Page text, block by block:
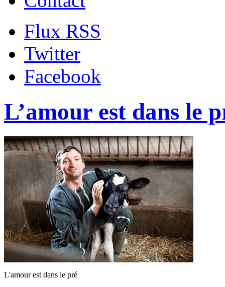
Flux RSS
Twitter
Facebook
L’amour est dans le
L'amour est dans le pré